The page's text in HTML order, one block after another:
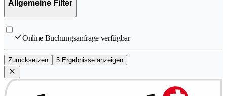
Allgemeine Filter
Online Buchungsanfrage verfügbar
Zurücksetzen 5 Ergebnisse anzeigen